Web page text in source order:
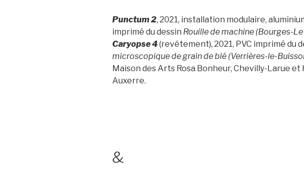
Punctum 2, 2021, installation modulaire,
imprimé du dessin Rouille de machine (Bourges-Le
Caryopse 4(revêtement), 2021, PVC imprimé du
microscopique de grain de blé (Verrières-le-
Maison des Arts Rosa Bonheur, Chevilly-Larue et
Auxerre.
&